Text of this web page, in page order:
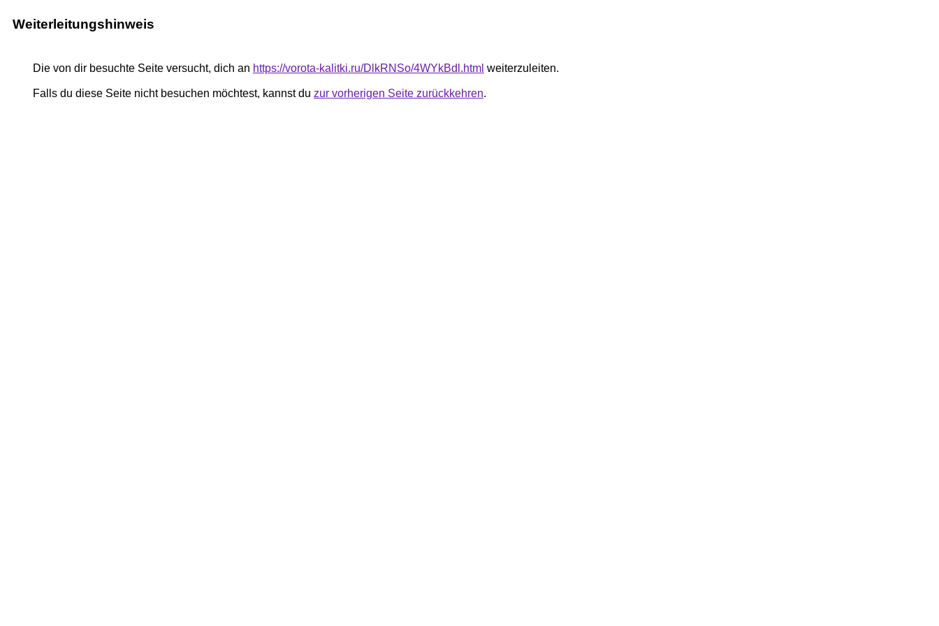
Weiterleitungshinweis
Die von dir besuchte Seite versucht, dich an https://vorota-kalitki.ru/DlkRNSo/4WYkBdl.html weiterzuleiten.
Falls du diese Seite nicht besuchen möchtest, kannst du zur vorherigen Seite zurückkehren.